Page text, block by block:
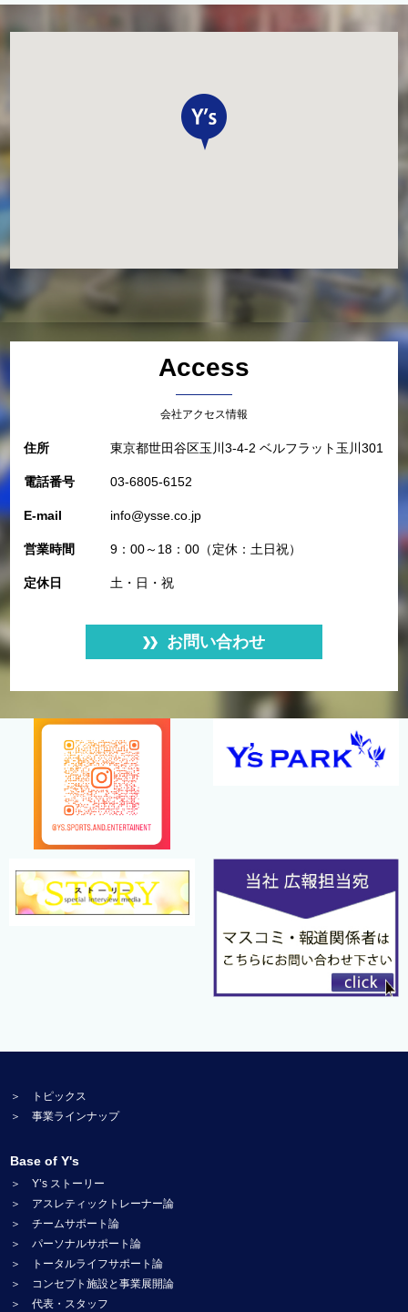
Access
会社アクセス情報
住所 東京都世田谷区玉川3-4-2 ベルフラット玉川301
電話番号 03-6805-6152
E-mail info@ysse.co.jp
営業時間 9：00～18：00（定休：土日祝）
定休日 土・日・祝
お問い合わせ
＞ トピックス
＞ 事業ラインナップ
Base of Y's
＞ Y’s ストーリー
＞ アスレティックトレーナー論
＞ チームサポート論
＞ パーソナルサポート論
＞ トータルライフサポート論
＞ コンセプト施設と事業展開論
＞ 代表・スタッフ